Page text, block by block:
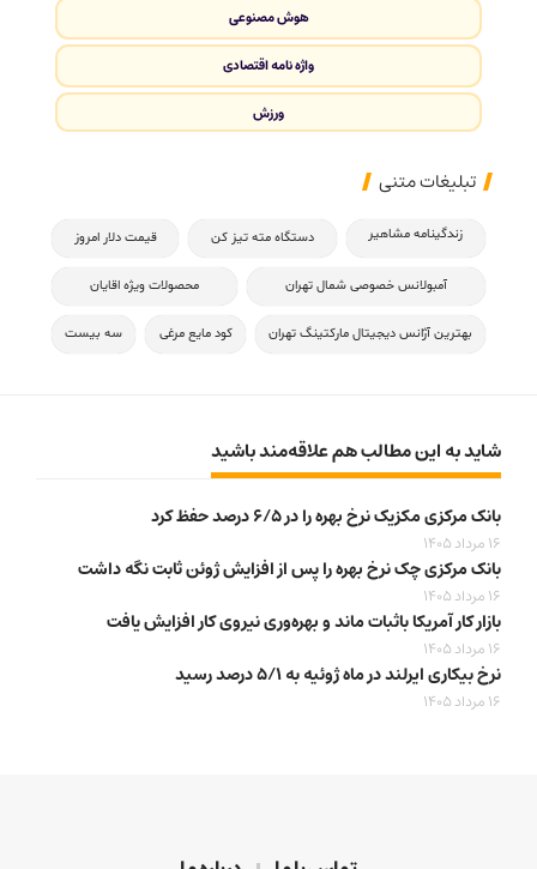
هوش مصنوعی
واژه نامه اقتصادی
ورزش
تبلیغات متنی
زندگینامه مشاهیر دستگاه مته تیز کن قیمت دلار امروز
آمبولانس خصوصی شمال تهران محصولات ویژه اقایان
بهترین آژانس دیجیتال مارکتینگ تهران کود مایع مرغی سه بیست
شاید به این مطالب هم علاقه‌مند باشید
بانک مرکزی مکزیک نرخ بهره را در ۶/۵ درصد حفظ کرد
16 مرداد 1405
بانک مرکزی چک نرخ بهره را پس از افزایش ژوئن ثابت نگه داشت
16 مرداد 1405
بازار کار آمریکا باثبات ماند و بهره‌وری نیروی کار افزایش یافت
16 مرداد 1405
نرخ بیکاری ایرلند در ماه ژوئیه به ۵/۱ درصد رسید
16 مرداد 1405